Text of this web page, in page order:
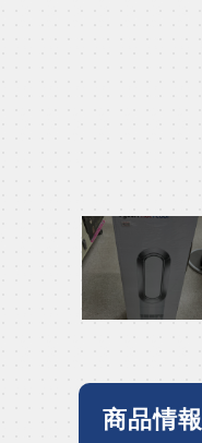
商品情報